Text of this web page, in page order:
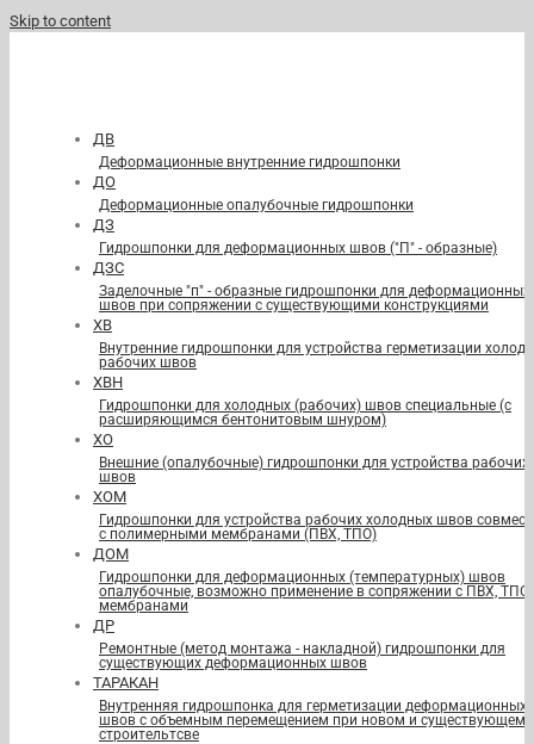
Skip to content
ДВ
Деформационные внутренние гидрошпонки
ДО
Деформационные опалубочные гидрошпонки
ДЗ
Гидрошпонки для деформационных швов ("П" - образные)
ДЗС
Заделочные "п" - образные гидрошпонки для деформационных
швов при сопряжении с существующими конструкциями
ХВ
Внутренние гидрошпонки для устройства герметизации
рабочих швов
ХВН
Гидрошпонки для холодных (рабочих) швов специальные (с
расширяющимся бентонитовым шнуром)
ХО
Внешние (опалубочные) гидрошпонки для устройства рабочих
швов
ХОМ
Гидрошпонки для устройства рабочих холодных швов
с полимерными мембранами (ПВХ, ТПО)
ДОМ
Гидрошпонки для деформационных (температурных) швов
опалубочные, возможно применение в сопряжении с ПВХ, ТПО
мембранами
ДР
Ремонтные (метод монтажа - накладной) гидрошпонки для
существующих деформационных швов
ТАРАКАН
Внутренняя гидрошпонка для герметизации деформационных
швов с объемным перемещением при новом и существующем
строительтсве